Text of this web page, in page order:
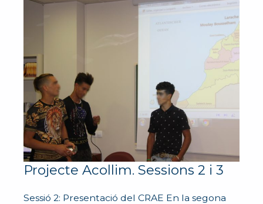
Projecte Acollim. Sessions 2 i 3
Sessió 2: Presentació del CRAE En la segona